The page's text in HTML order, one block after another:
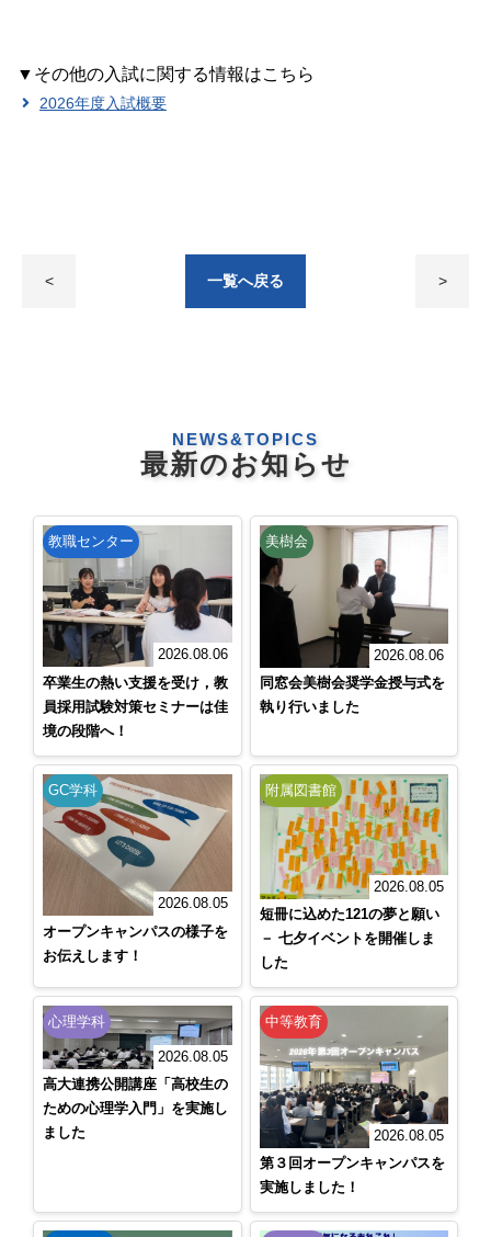
▼その他の入試に関する情報はこちら
2026年度入試概要
< 一覧へ戻る >
最新のお知らせ
NEWS&TOPICS
教職センター
2026.08.06
卒業生の熱い支援を受け，教
員採用試験対策セミナーは佳
境の段階へ！
美樹会
2026.08.06
同窓会美樹会奨学金授与式を
執り行いました
GC学科
2026.08.05
オープンキャンパスの様子を
お伝えします！
附属図書館
2026.08.05
短冊に込めた121の夢と願い
－ 七夕イベントを開催しま
した
心理学科
2026.08.05
高大連携公開講座「高校生の
ための心理学入門」を実施し
ました
中等教育
2026.08.05
第３回オープンキャンパスを
実施しました！